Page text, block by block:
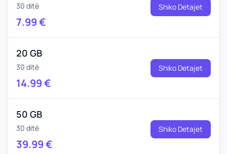
30 ditë
7.99€
Shiko Detajet
20 GB
30 ditë
14.99€
Shiko Detajet
50 GB
30 ditë
39.99€
Shiko Detajet